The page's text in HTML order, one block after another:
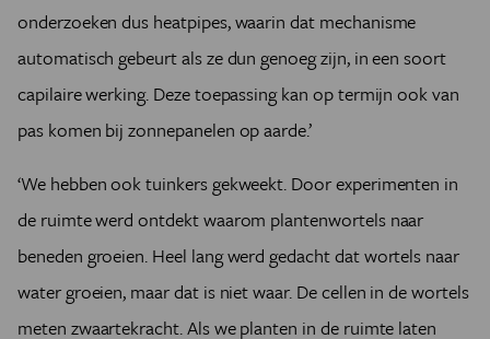
onderzoeken dus heatpipes, waarin dat mechanisme
automatisch gebeurt als ze dun genoeg zijn, in een soort
capilaire werking. Deze toepassing kan op termijn ook van
pas komen bij zonnepanelen op aarde.’
‘We hebben ook tuinkers gekweekt. Door experimenten in
de ruimte werd ontdekt waarom plantenwortels naar
beneden groeien. Heel lang werd gedacht dat wortels naar
water groeien, maar dat is niet waar. De cellen in de wortels
meten zwaartekracht. Als we planten in de ruimte laten